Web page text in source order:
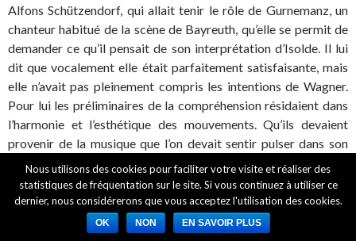
Alfons Schützendorf, qui allait tenir le rôle de Gurnemanz, un
chanteur habitué de la scène de Bayreuth, qu’elle se permit de
demander ce qu’il pensait de son interprétation d’Isolde. Il lui
dit que vocalement elle était parfaitement satisfaisante, mais
elle n’avait pas pleinement compris les intentions de Wagner.
Pour lui les préliminaires de la compréhension résidaient dans
l’harmonie et l’esthétique des mouvements. Qu’ils devaient
provenir de la musique que l’on devait sentir pulser dans son
corps et dans son âme. Il lui apprit également comment écouter
adéquatement son partenaire pendant qu’il chantait, et
comment tourner le dos au public sans montrer de la
désinvolture. Graduellement quelque chose d’entièrement
Nous utilisons des cookies pour faciliter votre visite et réaliser des
statistiques de fréquentation sur le site. Si vous continuez à utiliser ce
dernier, nous considérerons que vous acceptez l'utilisation des cookies.
OK NON EN SAVOIR PLUS